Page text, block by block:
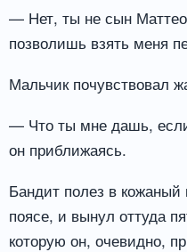
— Нет, ты не сын
позволишь взять меня
Мальчик почувствовал
— Что ты мне дашь,
он приближаясь.
Бандит полез в
поясе, и вынул оттуда
которую он, очевидно,